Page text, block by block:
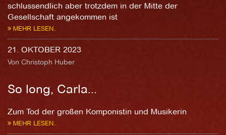
schlussendlich aber trotzdem in der Mitte der
Gesellschaft angekommen ist
MEHR LESEN..
21. OKTOBER 2023
Von Christoph Huber
So long, Carla...
Zum Tod der großen Komponistin und Musikerin
MEHR LESEN..